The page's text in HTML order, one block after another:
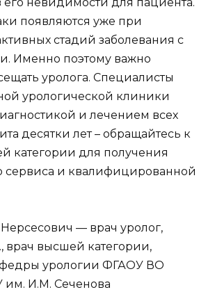
появляются уже при
стадий заболевания с
Именно поэтому важно
уролога. Специалисты
урологической клиники
и лечением всех
десятки лет – обращайтесь к
категории для получения
сервиса и квалифицированной
— врач уролог,
врач высшей категории,
урологии ФГАОУ ВО
И.М. Сеченова